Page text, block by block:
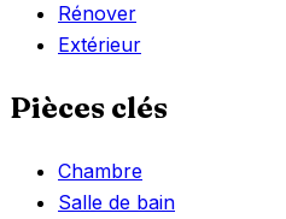
Rénover
Extérieur
Pièces clés
Chambre
Salle de bain